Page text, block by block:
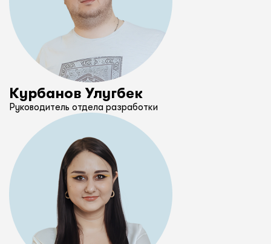
Курбанов Улугбек
Руководитель отдела разработки